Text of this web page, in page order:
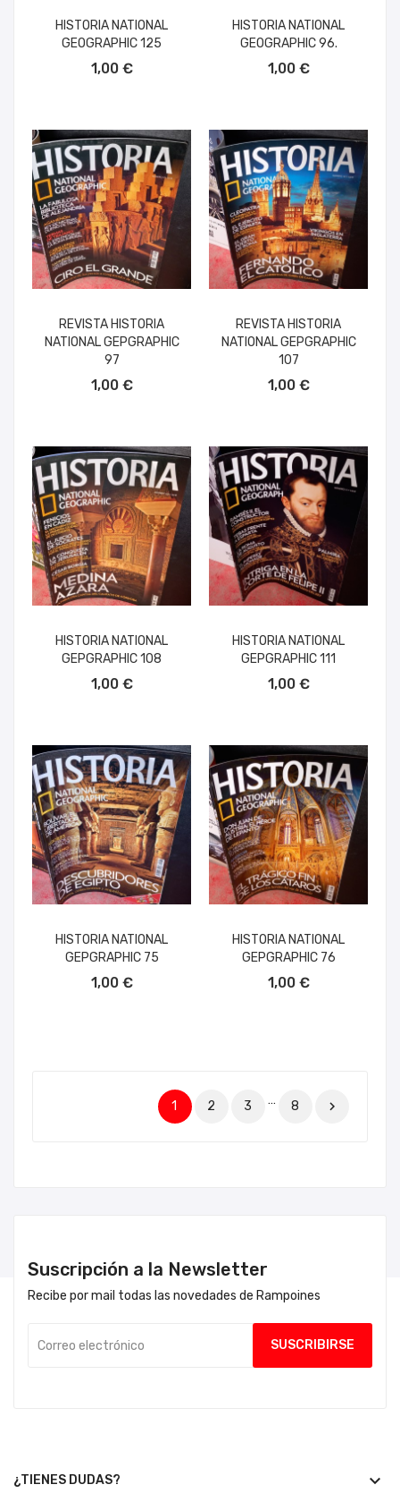
HISTORIA NATIONAL
GEOGRAPHIC 125
1,00 €
HISTORIA NATIONAL
GEOGRAPHIC 96.
1,00 €
REVISTA HISTORIA
NATIONAL GEPGRAPHIC
97
1,00 €
REVISTA HISTORIA
NATIONAL GEPGRAPHIC
107
1,00 €
HISTORIA NATIONAL
GEPGRAPHIC 108
1,00 €
HISTORIA NATIONAL
GEPGRAPHIC 111
1,00 €
HISTORIA NATIONAL
GEPGRAPHIC 75
1,00 €
HISTORIA NATIONAL
GEPGRAPHIC 76
1,00 €
1 2 3 … 8 
Suscripción a la Newsletter
Recibe por mail todas las novedades de Rampoines
¿TIENES DUDAS? keyboard_arrow_down